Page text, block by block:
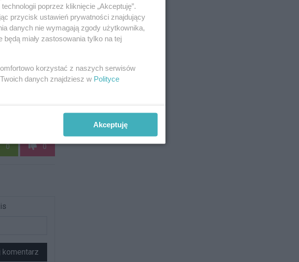
0 0
komentarz
poprzez kliknięcie „Akceptuję”.
przycisk ustawień prywatności znajdujący
danych nie wymagają zgody użytkownika,
miały zastosowania tylko na tej
korzystać z naszych serwisów
danych znajdziesz w Polityce
Akceptuję